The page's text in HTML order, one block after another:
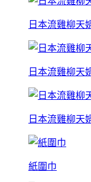
日本流雞柳天
日本流雞柳天
日本流雞柳天
紙圍巾